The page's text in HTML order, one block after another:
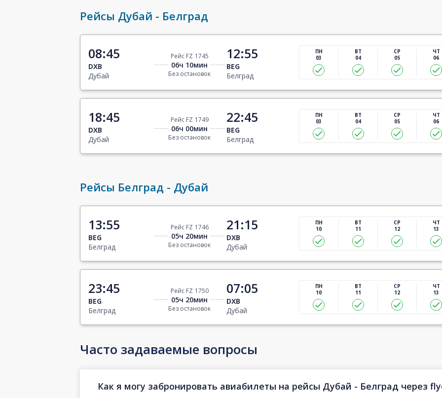
Рейсы Дубай - Белград
08:45
DXB
Дубай
Рейс FZ 1745
06ч 10мин
Без остановок
12:55
BEG
Белград
ПН
03
ВТ
04
СР
05
ЧТ
06
18:45
DXB
Дубай
Рейс FZ 1749
06ч 00мин
Без остановок
22:45
BEG
Белград
ПН
03
ВТ
04
СР
05
ЧТ
06
Рейсы Белград - Дубай
13:55
BEG
Белград
Рейс FZ 1746
05ч 20мин
Без остановок
21:15
DXB
Дубай
ПН
10
ВТ
11
СР
12
ЧТ
13
23:45
BEG
Белград
Рейс FZ 1750
05ч 20мин
Без остановок
07:05
DXB
Дубай
ПН
10
ВТ
11
СР
12
ЧТ
13
Часто задаваемые вопросы
Как я могу забронировать авиабилеты на рейсы Дубай - Белград через